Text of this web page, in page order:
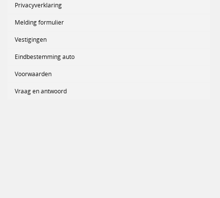
Privacyverklaring
Melding formulier
Vestigingen
Eindbestemming auto
Voorwaarden
Vraag en antwoord